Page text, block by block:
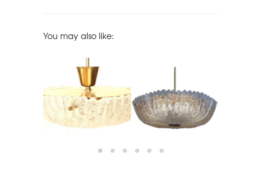
You may also like:
MIDCENTURY SWEDISH
ORREFORS MOLDED
GLASS CHANDELIER
PENDANT SWEDEN, 1950